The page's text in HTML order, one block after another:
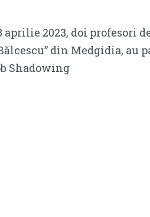
aprilie 2023, doi profesori
din Medgidia, au
Shadowing